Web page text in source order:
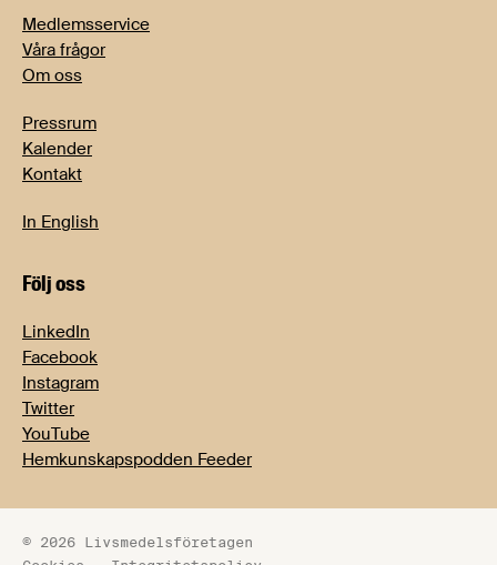
Medlemsservice
Våra frågor
Om oss
Pressrum
Kalender
Kontakt
In English
Följ oss
LinkedIn
Facebook
Instagram
Twitter
YouTube
Hemkunskapspodden Feeder
© 2026 Livsmedelsföretagen